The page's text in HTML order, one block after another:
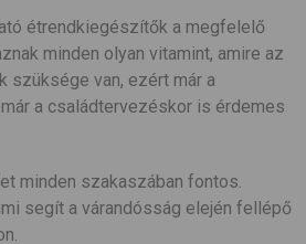
étrendkiegészítők a megfelelő
minden olyan vitamint, amire az
szüksége van, ezért már a
a családtervezéskor is érdemes
minden szakaszában fontos.
segít a várandósság elején fellépő